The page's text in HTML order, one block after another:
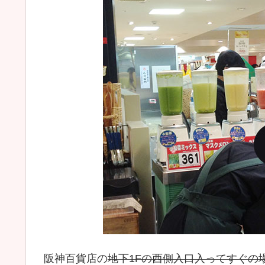
阪神百貨店の地下1Fの西側入口入ってすぐの